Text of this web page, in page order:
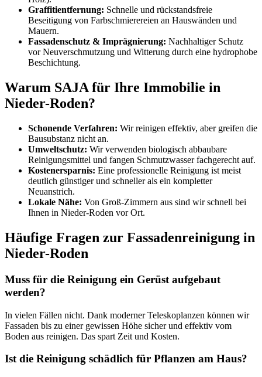
Graffitientfernung: Schnelle und rückstandsfreie
Beseitigung von Farbschmierereien an Hauswänden und
Mauern.
Fassadenschutz & Imprägnierung: Nachhaltiger Schutz
vor Neuverschmutzung und Witterung durch eine hydrophobe
Beschichtung.
Warum SAJA für Ihre Immobilie in
Nieder-Roden?
Schonende Verfahren: Wir reinigen effektiv, aber greifen die
Bausubstanz nicht an.
Umweltschutz: Wir verwenden biologisch abbaubare
Reinigungsmittel und fangen Schmutzwasser fachgerecht auf.
Kostenersparnis: Eine professionelle Reinigung ist meist
deutlich günstiger und schneller als ein kompletter
Neuanstrich.
Lokale Nähe: Von Groß-Zimmern aus sind wir schnell bei
Ihnen in Nieder-Roden vor Ort.
Häufige Fragen zur Fassadenreinigung in
Nieder-Roden
Muss für die Reinigung ein Gerüst aufgebaut
werden?
In vielen Fällen nicht. Dank moderner Teleskoplanzen können wir
Fassaden bis zu einer gewissen Höhe sicher und effektiv vom
Boden aus reinigen. Das spart Zeit und Kosten.
Ist die Reinigung schädlich für Pflanzen am Haus?